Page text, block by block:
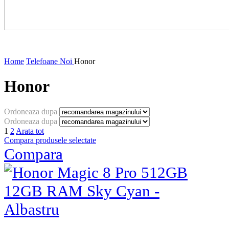
Ordoneaza dupa
Ordoneaza dupa
1 2Arata tot
Compara produsele selectate
Compara